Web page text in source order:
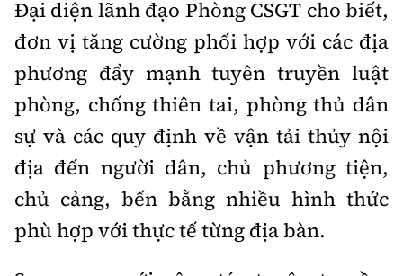
Đại diện lãnh đạo Phòng CSGT cho biết,
đơn vị tăng cường phối hợp với các địa
phương đẩy mạnh tuyên truyền luật
phòng, chống thiên tai, phòng thủ dân
sự và các quy định về vận tải thủy nội
địa đến người dân, chủ phương tiện,
chủ cảng, bến bằng nhiều hình thức
phù hợp với thực tế từng địa bàn.